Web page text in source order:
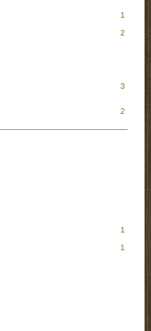
1
2
3
2
1
1